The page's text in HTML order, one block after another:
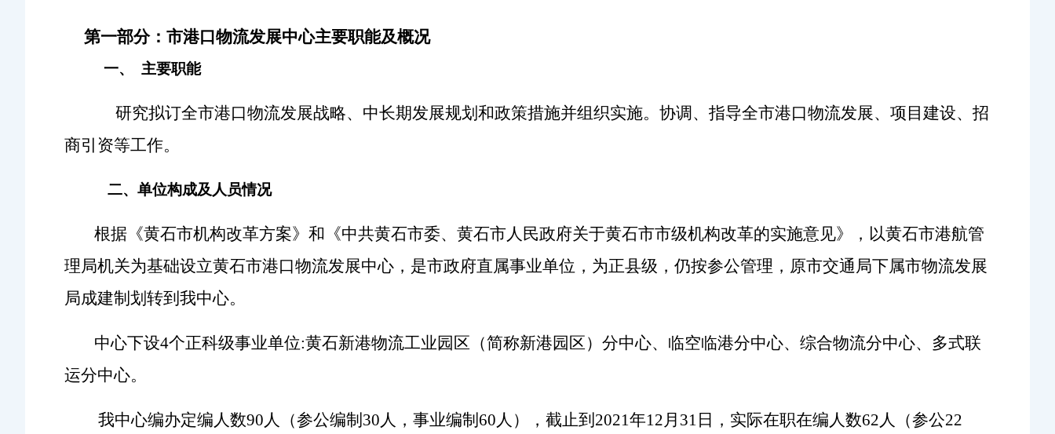
第一部分：市港口物流发展中心主要职能及概况
一、 主要职能
研究拟订全市港口物流发展战略、中长期发展规划和政策措施并组织实施。协调、指导全市港口物流发展、项目建设、招
商引资等工作。
二、单位构成及人员情况
根据《黄石市机构改革方案》和《中共黄石市委、黄石市人民政府关于黄石市市级机构改革的实施意见》，以黄石市港航管
理局机关为基础设立黄石市港口物流发展中心，是市政府直属事业单位，为正县级，仍按参公管理，原市交通局下属市物流发展
局成建制划转到我中心。
中心下设4个正科级事业单位:黄石新港物流工业园区（简称新港园区）分中心、临空临港分中心、综合物流分中心、多式联
运分中心。
我中心编办定编人数90人（参公编制30人，事业编制60人），截止到2021年12月31日，实际在职在编人数62人（参公22